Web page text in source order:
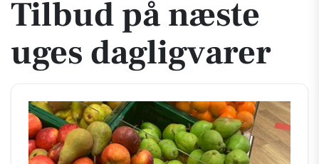
Tilbud på næste
uges dagligvarer